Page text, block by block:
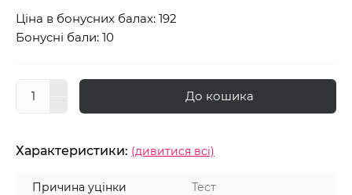
Ціна в бонусних балах: 192
Бонусні бали: 10
До кошика
Характеристики: (дивитися всі)
Причина уцінки Тест